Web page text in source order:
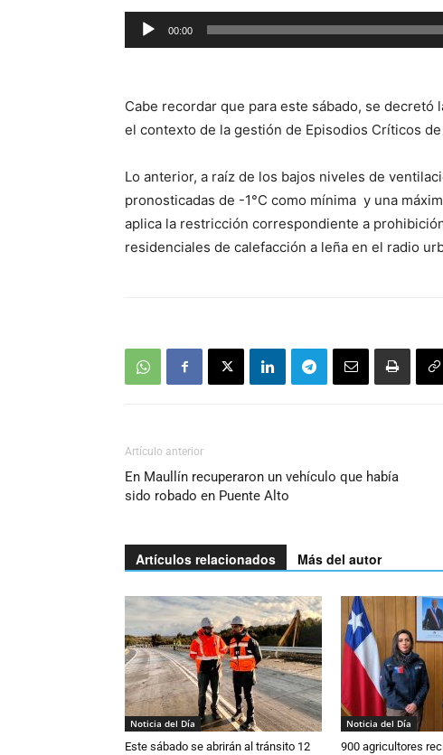
Reproductor
de
00:00
Cabe recordar que para este sábado, se
el contexto de la gestión de Episodios Críticos
Lo anterior, a raíz de los bajos niveles de
pronosticadas de -1°C como mínima y una
aplica la restricción correspondiente a
residenciales de calefacción a leña en el radio
Artículo anterior
En Maullín recuperaron un vehículo que había
sido robado en Puente Alto
Artículos relacionados Más del autor
Noticia del Día
Este sábado se abrirán al tránsito 12
Noticia del Día
900 agricultores